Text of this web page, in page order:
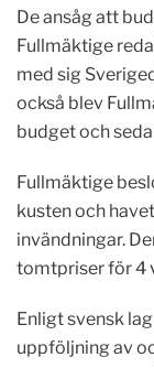
De ansåg att
Fullmäktige
med sig
också blev
budget och
Fullmäktige
kusten och
invändningar.
tomtpriser för 4
Enligt svensk
uppföljning av